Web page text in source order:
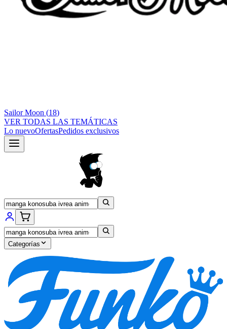
Sailor Moon (18)
VER TODAS LAS TEMÁTICAS
Lo nuevoOfertasPedidos exclusivos
Categorías